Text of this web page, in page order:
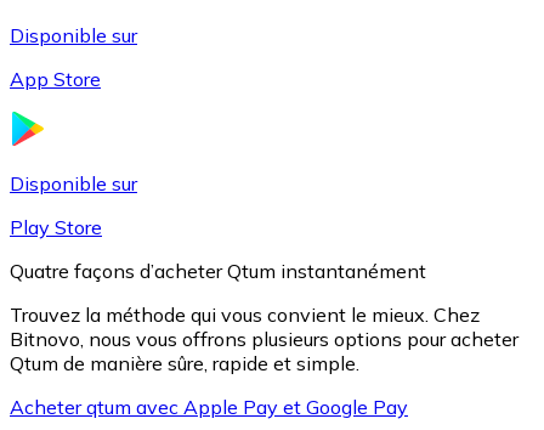
Disponible sur
App Store
Disponible sur
Play Store
Quatre façons d’acheter Qtum instantanément
Trouvez la méthode qui vous convient le mieux. Chez
Bitnovo, nous vous offrons plusieurs options pour acheter
Qtum de manière sûre, rapide et simple.
Acheter qtum avec Apple Pay et Google Pay